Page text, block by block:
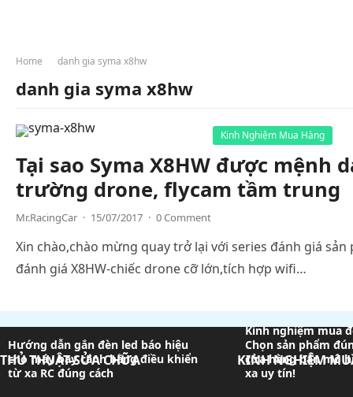
Home danh gia syma x8hw
danh gia syma x8hw
Kinh Nghiệm Mua Hàng
Tại sao Syma X8HW được mệnh
trường drone, flycam tầm trung
Mr.RacingCar · 15/07/2017 · 0 Comment
Xin chào,chào mừng quay trở lại với series đánh giá
đánh giá X8HW-chiếc drone cỡ lớn,tích hợp wifi…
THỦ THUẬT-SỬA CHỮA
Hướng dẫn gắn đèn led báo hiệu
cho máy bay cánh bằng điều khiển
từ xa RC đúng cách
KINH NGHIỆM
Kinh nghiệm mua
Chọn sản phẩm
cửa hàng bán mô
xa uy tín!